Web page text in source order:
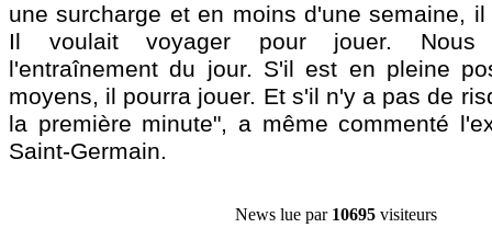
une surcharge et en moins d'une semaine,
Il voulait voyager pour jouer. Nous
l'entraînement du jour. S'il est en pleine
moyens, il pourra jouer. Et s'il n'y a pas de
la première minute", a même commenté
Saint-Germain.
News lue par 10695 visiteurs